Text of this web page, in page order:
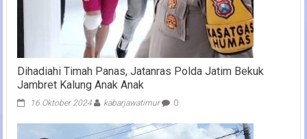
Dihadiahi Timah Panas, Jatanras Polda Jatim Bekuk
Jambret Kalung Anak Anak
16 Oktober 2024 kabarjawatimur 0